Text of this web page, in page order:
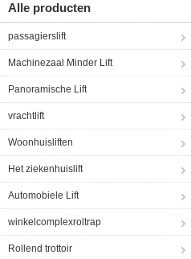
Alle producten
passagierslift
Machinezaal Minder Lift
Panoramische Lift
vrachtlift
Woonhuisliften
Het ziekenhuislift
Automobiele Lift
winkelcomplexroltrap
Rollend trottoir